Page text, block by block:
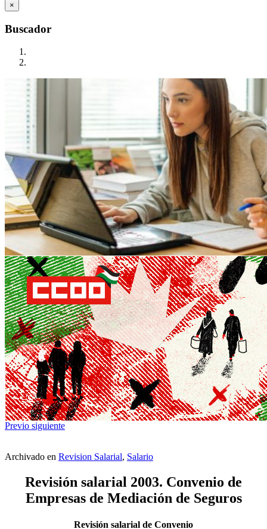
×
Buscador
Previo siguiente
Archivado en Revision Salarial, Salario
Revisión salarial 2003. Convenio de
Empresas de Mediación de Seguros
Revisión salarial de Convenio